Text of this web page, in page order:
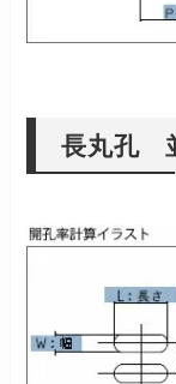
長丸孔